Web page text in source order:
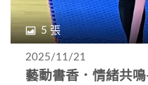
5 張
2025/11/21
藝動書香．情緒共